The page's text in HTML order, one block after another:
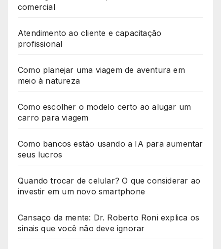
comercial
Atendimento ao cliente e capacitação
profissional
Como planejar uma viagem de aventura em
meio à natureza
Como escolher o modelo certo ao alugar um
carro para viagem
Como bancos estão usando a IA para aumentar
seus lucros
Quando trocar de celular? O que considerar ao
investir em um novo smartphone
Cansaço da mente: Dr. Roberto Roni explica os
sinais que você não deve ignorar